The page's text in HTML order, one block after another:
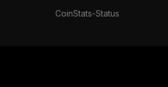
CoinStats-Status